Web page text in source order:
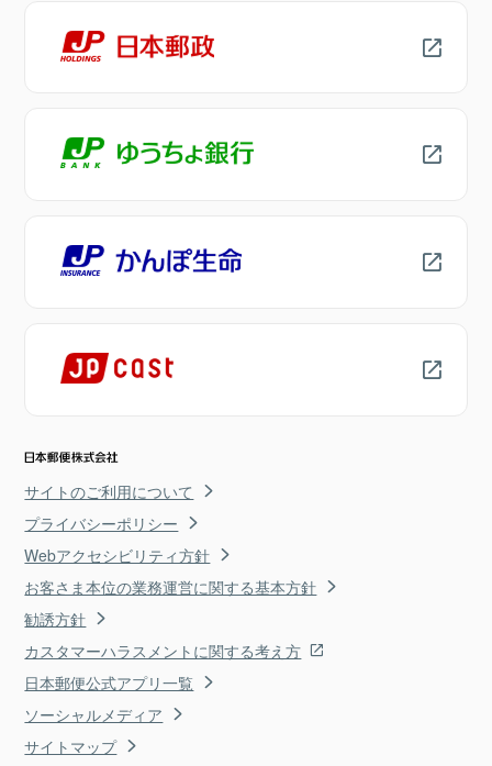
サイトのご利用について
プライバシーポリシー
Webアクセシビリティ方針
お客さま本位の業務運営に関する基本方針
勧誘方針
カスタマーハラスメントに関する考え方
日本郵便公式アプリ一覧
ソーシャルメディア
サイトマップ